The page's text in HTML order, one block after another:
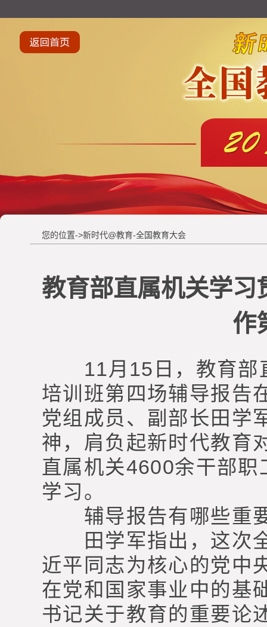
您的位置->新时代@教育-全国教育大会
教育部直属机关学习
作
11月15日，教育部
培训班第四场辅导报告
党组成员、副部长田学
神，肩负起新时代教育
直属机关4600余干部
学习。
辅导报告有哪些重要
田学军指出，这次全
近平同志为核心的党中
在党和国家事业中的基
书记关于教育的重要论